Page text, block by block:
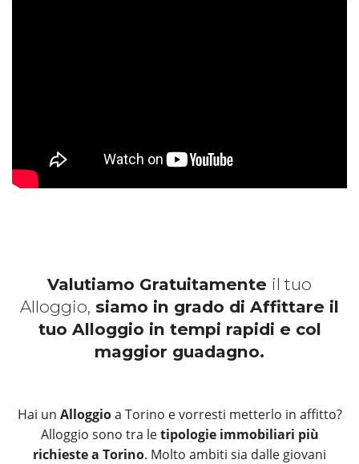
Valutiamo Gratuitamente il tuo
Alloggio, siamo in grado di Affittare il
tuo Alloggio in tempi rapidi e col
maggior guadagno.
Hai un Alloggioa Torino e vorresti metterlo in affitto?
Alloggio sono tra letipologie immobiliari più
richieste a Torino. Molto ambiti sia dalle giovani